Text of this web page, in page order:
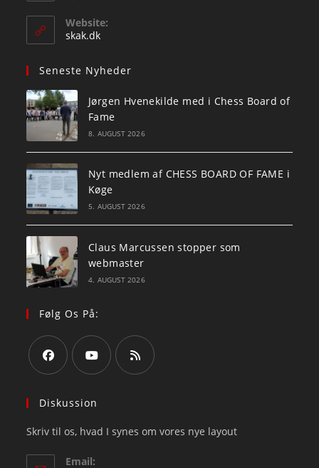
Website:
skak.dk
Seneste Nyheder
Jørgen Hvenekilde med i Chess Board of
Fame
8. AUGUST 2026
Nyt medlem af CHESS BOARD OF FAME i
Køge
5. AUGUST 2026
Claus Marcussen stopper som
webmaster
4. AUGUST 2026
Følg Os På:
in
new
tab
in
new
new
Diskussion
Skriv til os, hvad I synes om vores nye layout
Email: